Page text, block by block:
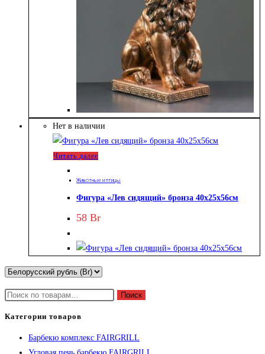
Нет в наличии
Читать далее
Животные и птицы
Фигура «Лев сидящий» бронза 40х25х56см
58 Br
Искать: Поиск
Категории товаров
Барбекю комплекс FAIRGRILL